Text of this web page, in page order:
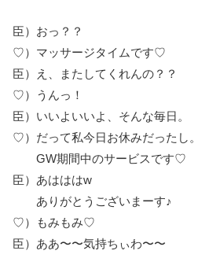
臣）おっ？？
♡）マッサージタイムです♡
臣）え、またしてくれんの？？
♡）うんっ！
臣）いいよいいよ、そんな毎日。
♡）だって私今日お休みだったし。
GW期間中のサービスです♡
臣）あはははw
ありがとうございまーす♪
♡）もみもみ♡
臣）ああ〜〜気持ちぃわ〜〜